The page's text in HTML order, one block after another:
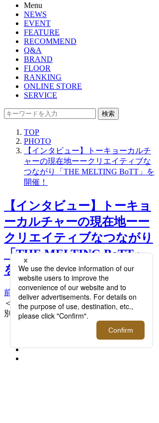
Menu
NEWS
EVENT
FEATURE
RECOMMEND
Q&A
BRAND
FLOOR
RANKING
ONLINE STORE
SERVICE
検索
TOP
PHOTO
【インタビュー】トーキョーカルチ
ャーの現在地ーークリエイティブな
つながり「THE MELTING BoTT」を
開催！
【インタビュー】トーキョ
ーカルチャーの現在地ーー
クリエイティブなつながり
「THE MELTING BoTT」
を開催！ >>
前へ 次へ
＜udai＞ キャップ 8,800円 ＊伊勢丹新宿店
別注